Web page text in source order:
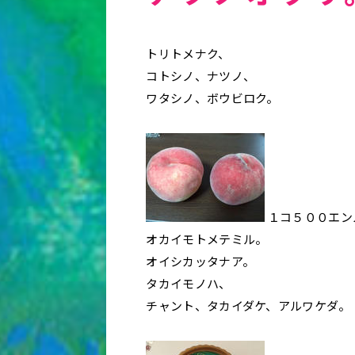
トリトメナク、
コトシノ、ナツノ、
ワタシノ、ボウビロク。
１コ５００エ
オカイモトメテミル。
オイシカッタナア。
タカイモノハ、
チャント、タカイダケ、アルワケダ。